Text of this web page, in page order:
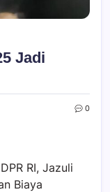
Jadi
0
RI, Jazuli
Biaya